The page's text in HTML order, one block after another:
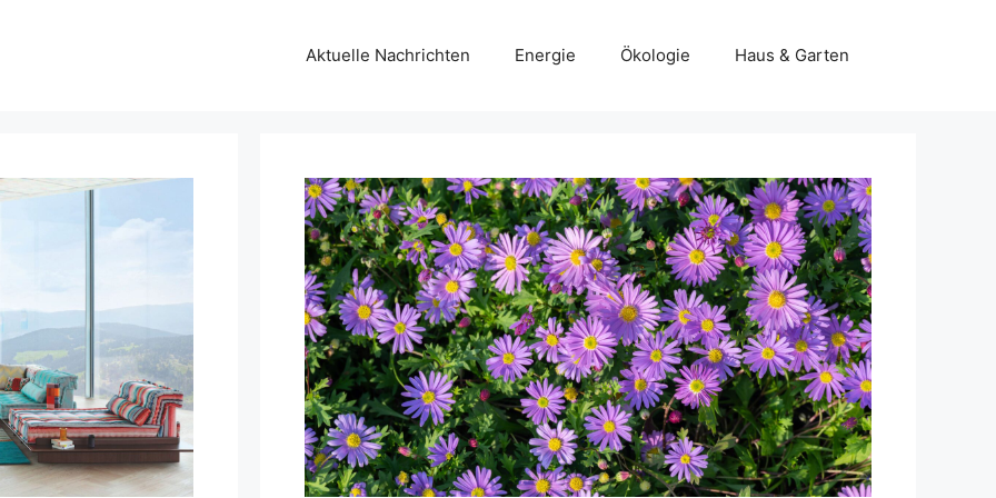
Aktuelle Nachrichten Energie Ökologie Haus & Garten